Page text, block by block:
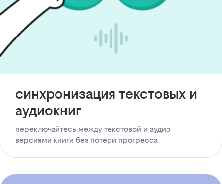
синхронизация текстовых и
аудиокниг
переключайтесь между текстовой и аудио
версиями книги без потери прогресса